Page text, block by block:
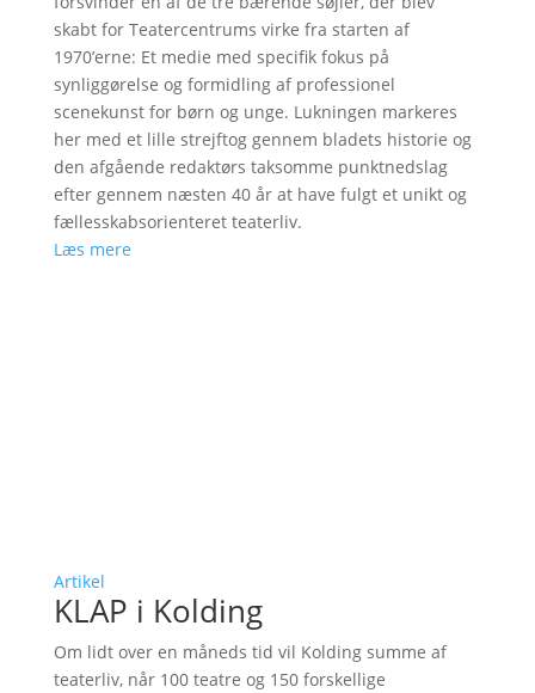
skabt for Teatercentrums virke fra starten af
1970’erne: Et medie med specifik fokus på
synliggørelse og formidling af professionel
scenekunst for børn og unge. Lukningen markeres
her med et lille strejftog gennem bladets historie og
den afgående redaktørs taksomme punktnedslag
efter gennem næsten 40 år at have fulgt et unikt og
fællesskabsorienteret teaterliv.
Læs mere
Artikel
KLAP i Kolding
Om lidt over en måneds tid vil Kolding summe af
teaterliv, når 100 teatre og 150 forskellige